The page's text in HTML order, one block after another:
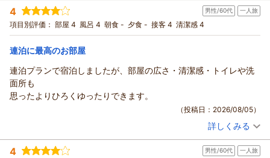
4 男性/60代 一人旅
項目別評価： 部屋 4 風呂 4 朝食 - 夕食 - 接客 4 清潔感 4
連泊に最高のお部屋
連泊プランで宿泊しましたが、部屋の広さ・清潔感・トイレや洗
面所も
思ったよりひろくゆったりできます。
（投稿日：2026/08/05）
投稿者： たあくんさん(男性/60代)
宿泊プラン： 素泊りプラン ≪駐車場無料≫ 食事なし
詳しくみる
4 男性/60代 一人旅